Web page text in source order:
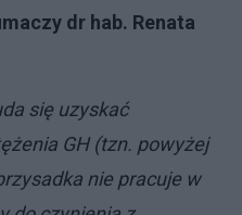
dr hab. Renata
się uzyskać
GH (tzn. powyżej
nie pracuje w